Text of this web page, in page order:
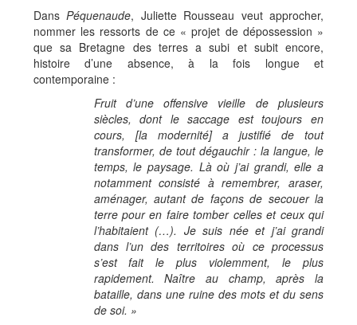
DansPéquenaude, Juliette Rousseau veut approcher,
nommer les ressorts de ce « projet de dépossession »
que sa Bretagne des terres a subi et subit encore,
histoire d’une absence, à la fois longue et
contemporaine :
Fruit d’une offensive vieille de plusieurs
siècles, dont le saccage est toujours en
cours, [la modernité] a justifié de tout
transformer, de tout dégauchir : la langue, le
temps, le paysage. Là où j’ai grandi, elle a
notamment consisté à remembrer, araser,
aménager, autant de façons de secouer la
terre pour en faire tomber celles et ceux qui
l’habitaient (…). Je suis née et j’ai grandi
dans l’un des territoires où ce processus
s’est fait le plus violemment, le plus
rapidement. Naître au champ, après la
bataille, dans une ruine des mots et du sens
de soi. »